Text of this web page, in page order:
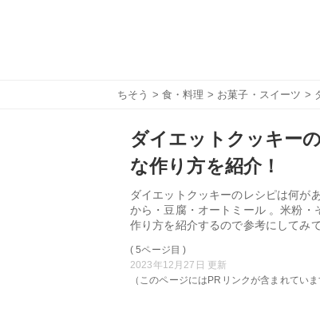
ちそう > 食・料理 > お菓子・スイーツ >
ダイエットクッキー
な作り方を紹介！
ダイエットクッキーのレシピは何が
から・豆腐・オートミール 。米粉
作り方を紹介するので参考にしてみ
( 5ページ目 )
2023年12月27日 更新
（このページにはPRリンクが含まれていま